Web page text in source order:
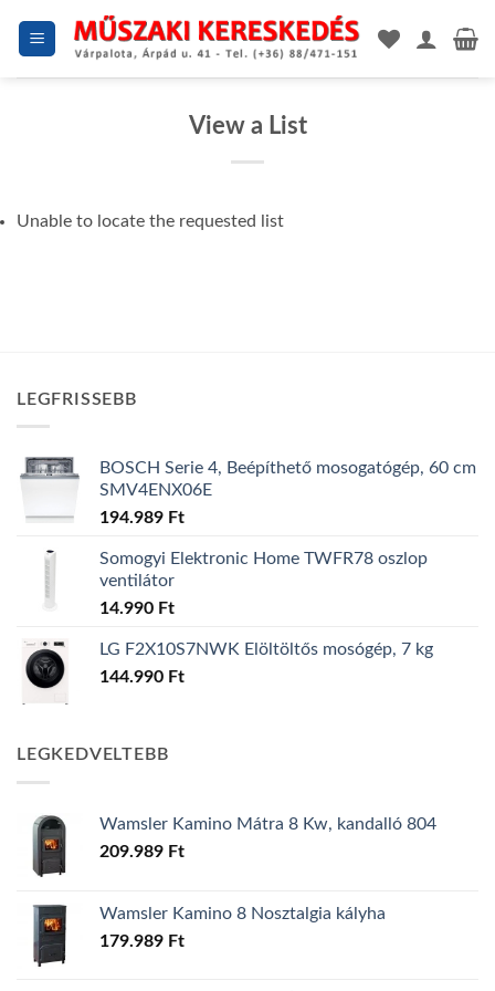
View a List
Unable to locate the requested list
LEGFRISSEBB
BOSCH Serie 4, Beépíthető mosogatógép, 60 cm
SMV4ENX06E
194.989 Ft
Somogyi Elektronic Home TWFR78 oszlop
ventilátor
14.990 Ft
LG F2X10S7NWK Elöltöltős mosógép, 7 kg
144.990 Ft
LEGKEDVELTEBB
Wamsler Kamino Mátra 8 Kw, kandalló 804
209.989 Ft
Wamsler Kamino 8 Nosztalgia kályha
179.989 Ft